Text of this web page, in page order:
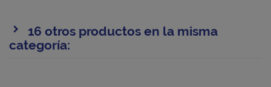
16 otros productos en la misma
categoría: